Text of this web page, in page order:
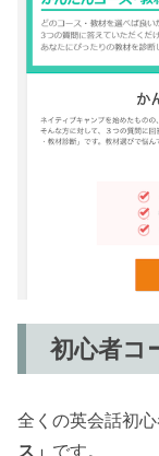
初心者コ
全くの英会話初
ス」 です。